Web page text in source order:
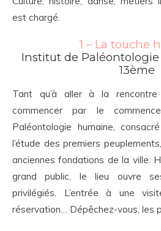
est chargé.
1 – La touche
Institut de Paléontologie
13ème
Tant qu’à aller à la
commencer par le
Paléontologie humaine,
l’étude des premiers
anciennes fondations de la ville.
grand public, le lieu ouvre
privilégiés. L’entrée à une
réservation… Dépêchez-vous, les